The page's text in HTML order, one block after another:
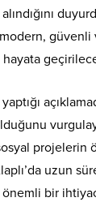
alındığını
hayata
projelerin
uzun
bir